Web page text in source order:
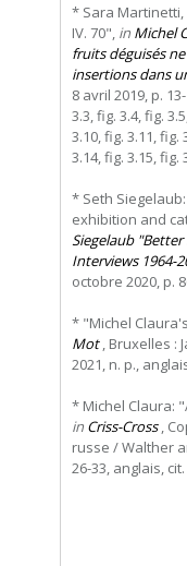
* Sara Martinetti,
IV. 70", in Michel
fruits déguisés
insertions dans
8 avril 2019, p.
3.3, fig. 3.4, fig.
3.10, fig. 3.11, fig.
3.14, fig. 3.15, fig.
* Seth
exhibition and
Siegelaub
Interviews 1964-
octobre 2020, p.
* "Michel
Mot, Bruxelles :
2021, n. p.,
* Michel Claura:
in Criss-Cross,
russe / Walther
26-33, anglais,